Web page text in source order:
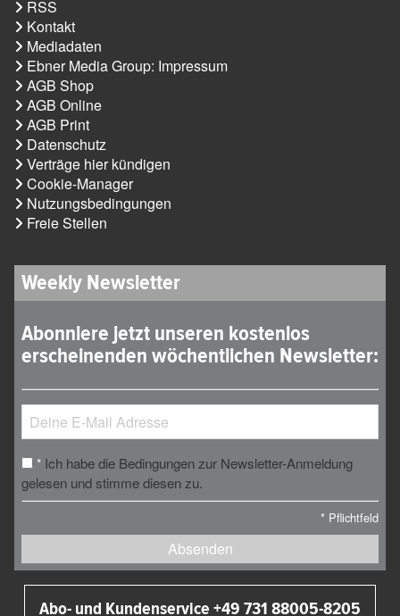
RSS
Kontakt
Mediadaten
Ebner Media Group: Impressum
AGB Shop
AGB Online
AGB Print
Datenschutz
Verträge hier kündigen
Cookie-Manager
Nutzungsbedingungen
Freie Stellen
Weekly Newsletter
Abonniere jetzt unseren kostenlos
erscheinenden wöchentlichen Newsletter:
* Ich habe die Bedingungen zur Newsletter-Anmeldung
gelesen und stimme diesen zu.
* Pflichtfeld
Absenden
Abo- und Kundenservice +49 731 88005-8205